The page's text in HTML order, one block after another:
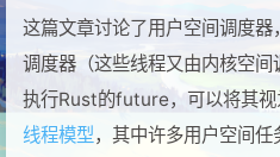
这篇文章讨论了用户空间调度
调度器（这些线程又由内核空
执行Rust的future，可以将其视
线程模型，其中许多用户空间